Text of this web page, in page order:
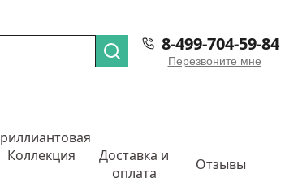
8-499-704-59-84
Перезвоните мне
Коллекция
Доставка и
оплата
Отзывы